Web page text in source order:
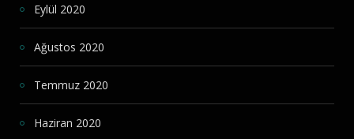
Eylül 2020
Ağustos 2020
Temmuz 2020
Haziran 2020